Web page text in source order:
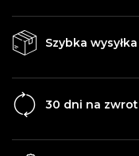
Szybka wysyłka
30 dni na zwrot